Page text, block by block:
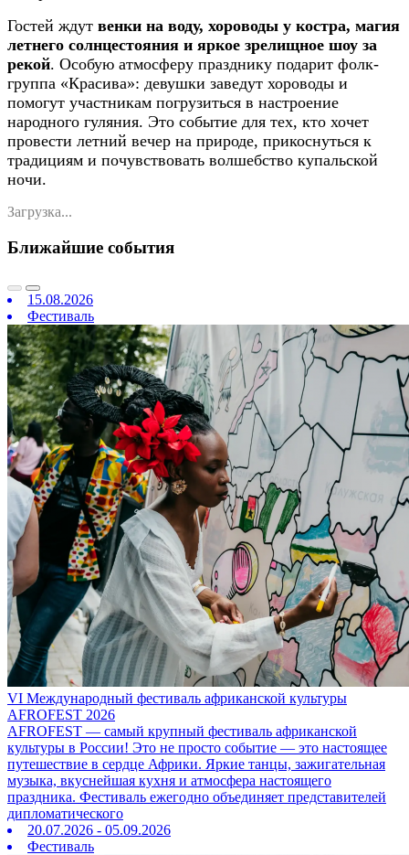
Гостей ждут венки на воду, хороводы у костра, магия
летнего солнцестояния и яркое зрелищное шоу за
рекой. Особую атмосферу празднику подарит фолк-
группа «Красива»: девушки заведут хороводы и
помогут участникам погрузиться в настроение
народного гуляния. Это событие для тех, кто хочет
провести летний вечер на природе, прикоснуться к
традициям и почувствовать волшебство купальской
ночи.
Загрузка...
Ближайшие события
15.08.2026
Фестиваль
VI Международный фестиваль африканской культуры
AFROFEST 2026
AFROFEST — самый крупный фестиваль африканской
культуры в России! Это не просто событие — это настоящее
путешествие в сердце Африки. Яркие танцы, зажигательная
музыка, вкуснейшая кухня и атмосфера настоящего
праздника. Фестиваль ежегодно объединяет представителей
дипломатического
20.07.2026 - 05.09.2026
Фестиваль